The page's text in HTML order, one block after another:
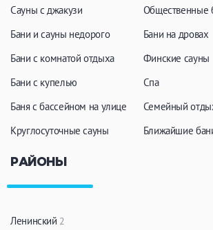
Сауны с джакузи
Бани и сауны недорого
Бани с комнатой отдыха
Бани с купелью
Баня с бассейном на улице
Круглосуточные сауны
Общественные
Бани на дровах
Финские сауны
Спа
Семейный
Ближайшие
РАЙОНЫ
Ленинский 2